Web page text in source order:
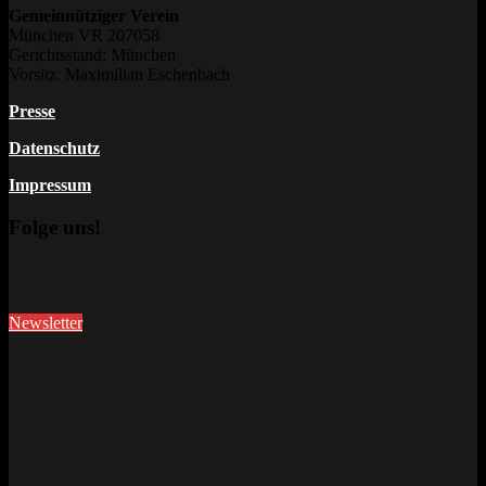
Gemeinnütziger Verein
München VR 207058
Gerichtsstand: München
Vorsitz: Maximilian Eschenbach
Presse
Datenschutz
Impressum
Folge uns!
Newsletter